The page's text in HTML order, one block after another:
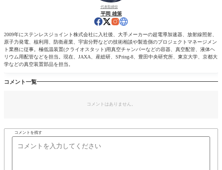
代表取締役
平岡 雄策
2009年にステンレスジョイント株式会社に入社後、大手メーカーの超電導加速器、放射線照射、
原子力発電、核利用、防衛産業、宇宙分野などの技術相談や製造側のプロジェクトマネージメン
ト業務に従事。極低温装置(クライオスタット)用真空チャンバーなどの容器、真空配管、液体ヘ
リウム用配管などを担当。現在、JAXA、産総研、SPring-8、豊田中央研究所、東京大学、京都大
学などの真空装置部品を担当。
コメント一覧
コメントはありません。
コメントを残す